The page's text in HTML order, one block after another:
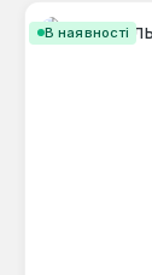
В наявності